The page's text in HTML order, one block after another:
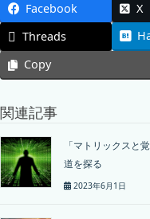
Facebook X
Threads
Copy
関連記事
「マトリックスと
道を探る
2023年6月1日